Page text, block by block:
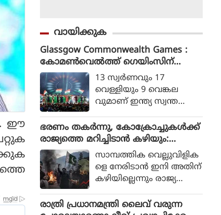
ഈ
വായിക്കുക
Glassgow Commonwealth Games :
കോമൺവെൽത്ത് ഗെയിംസിന്
ഗ്ലാസ്ഗോയിൽ കൊടിയിറങ്ങി, മെഡ
ൽ നേട്ടത്തിൽ ഇന്ത്യ നാലാമത്
13 സ്വര്‍ണവും 17
വെള്ളിയും 9 വെങ്കല
വുമാണ് ഇന്ത്യ സ്വന്ത
ഭരണം തകര്‍ന്നു, കോക്രോച്ചുകള്‍ക്ക്
രാജ്യത്തെ മറിച്ചിടാന്‍ കഴിയും:
പാകിസ്ഥാന്‍ ആഭ്യന്തര മന്ത്രി
മൊഹ്സിന്‍ നഖ്വി
സാമ്പത്തിക വെല്ലുവിളിക
ളെ നേരിടാന്‍ ഇനി അതിന്
കഴിയില്ലെന്നും രാജ്യത്തെ
മൊഹ്സിന്‍ നഖ്വി
രാത്രി പ്രധാനമന്ത്രി ലൈവ് വരുന്ന